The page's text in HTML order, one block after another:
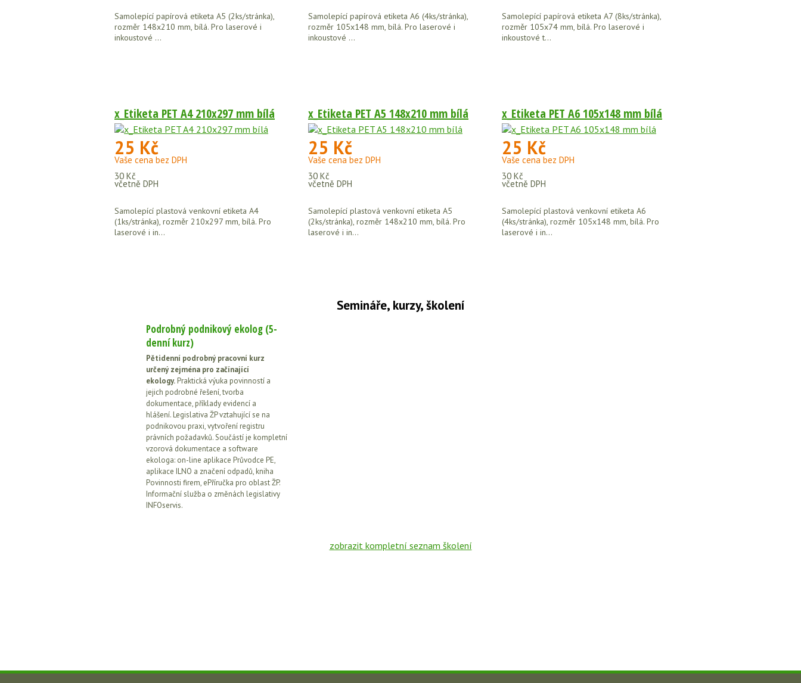
Samolepící papírová etiketa A5 (2ks/stránka),
rozměr 148x210 mm, bílá. Pro laserové i
inkoustové ...
Samolepící papírová etiketa A6 (4ks/stránka),
rozměr 105x148 mm, bílá. Pro laserové i
inkoustové ...
Samolepící papírová etiketa A7 (8ks/stránka),
rozměr 105x74 mm, bílá. Pro laserové i
inkoustové t...
x_Etiketa PET A4 210x297 mm bílá
25 Kč
Vaše cena bez DPH
30 Kč
včetně DPH
Samolepící plastová venkovní etiketa A4
(1ks/stránka), rozměr 210x297 mm, bílá. Pro
laserové i in...
x_Etiketa PET A5 148x210 mm bílá
25 Kč
Vaše cena bez DPH
30 Kč
včetně DPH
Samolepící plastová venkovní etiketa A5
(2ks/stránka), rozměr 148x210 mm, bílá. Pro
laserové i in...
x_Etiketa PET A6 105x148 mm bílá
25 Kč
Vaše cena bez DPH
30 Kč
včetně DPH
Samolepící plastová venkovní etiketa A6
(4ks/stránka), rozměr 105x148 mm, bílá. Pro
laserové i in...
Semináře, kurzy, školení
Podrobný podnikový ekolog (5-
denní kurz)
Pětidenní podrobný pracovní kurz
určený zejména pro začínající
ekology. Praktická výuka povinností a
jejich podrobné řešení, tvorba
dokumentace, příklady evidencí a
hlášení. Legislativa ŽP vztahující se na
podnikovou praxi, vytvoření registru
právních požadavků. Součástí je kompletní
vzorová dokumentace a software
ekologa: on-line aplikace Průvodce PE,
aplikace ILNO a značení odpadů, kniha
Povinnosti firem, ePříručka pro oblast ŽP.
Informační služba o změnách legislativy
INFOservis.
zobrazit kompletní seznam školení